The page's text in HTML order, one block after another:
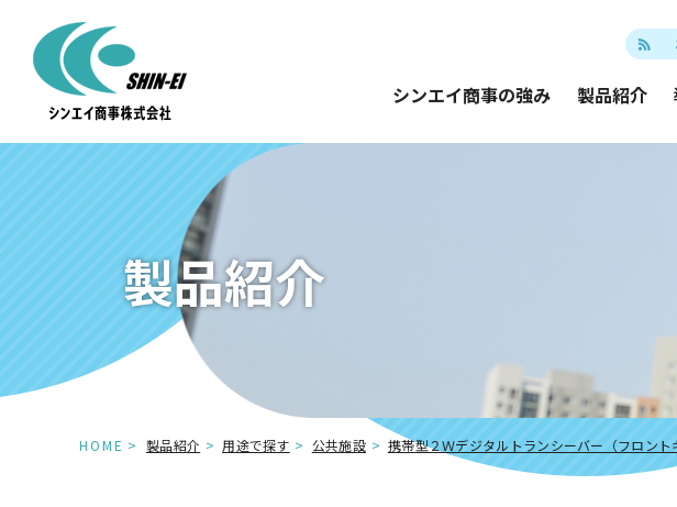
シンエイ商事の強み 製品紹介
製品紹介
HOME 製品紹介 用途で探す 公共施設 携帯型２Ｗデジタルトランシーバー（フロン